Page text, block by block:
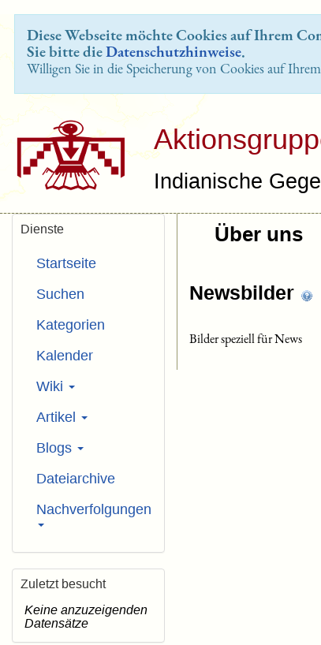
Diese Webseite möchte Cookies auf Ihrem
Sie bitte dieDatenschutzhinweise.
Willigen Sie in die Speicherung von Cookies auf
Indianische
Über uns
Newsbilder
Bilder speziell für News
Dienste
Startseite
Suchen
Kategorien
Kalender
Wiki
Artikel
Blogs
Dateiarchive
Nachverfolgungen
Zuletzt besucht
Keine anzuzeigenden
Datensätze